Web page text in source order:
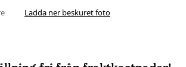
Ladda ner beskuret foto